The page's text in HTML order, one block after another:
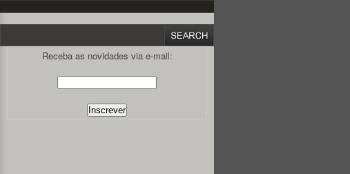
Receba as novidades via e-mail: